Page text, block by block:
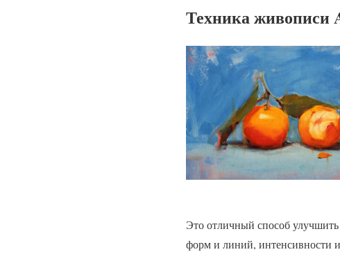
Техника живописи
Это отличный способ
форм и линий, интенсивности